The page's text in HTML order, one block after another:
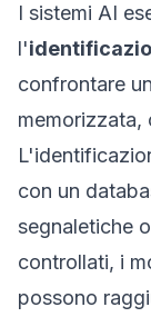
I sistemi AI
l'
confrontare
memorizzata,
con un
segnaletiche
controllati, i
possono